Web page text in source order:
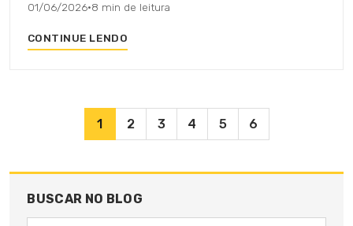
01/06/2026·8 min de leitura
CONTINUE LENDO
1 2 3 4 5 6
BUSCAR NO BLOG